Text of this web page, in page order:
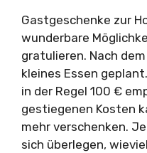
Gastgeschenke zur
wunderbare
gratulieren. Nach
kleines Essen
in der Regel 100 €
gestiegenen Kosten
mehr verschenken.
sich überlegen,